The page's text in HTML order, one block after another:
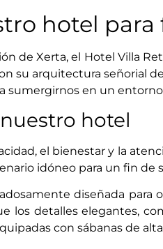
hotel
de Xerta, el Hotel Villa
su arquitectura señorial
sumergirnos en un
hotel
el bienestar y la
idóneo para un fin de
diseñada
los detalles elegantes,
con sábanas de